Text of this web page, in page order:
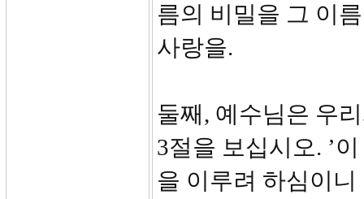
름의 비밀을 그 이
사랑을.
둘째, 예수님은 우
3절을 보십시오. ’
을 이루려 하심이